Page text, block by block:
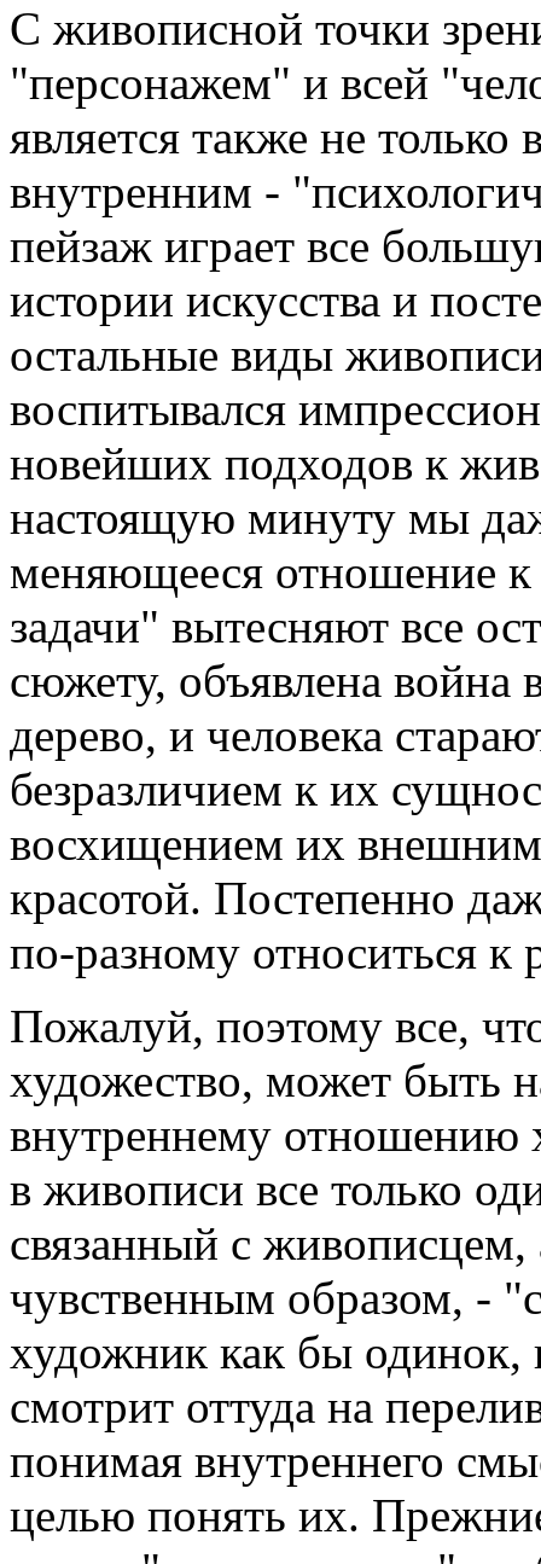
С живописной точки
"персонажем" и всей
является также не
внутренним -
пейзаж играет все
истории искусства и
остальные виды
воспитывался
новейших подходов к
настоящую минуту мы
меняющееся отношение
задачи" вытесняют все
сюжету, объявлена
дерево, и человека
безразличием к их
восхищением их
красотой. Постепенно
по-разному относиться
Пожалуй, поэтому все,
художество, может быть
внутреннему отношению
в живописи все только
связанный с
чувственным образом, -
художник как бы одинок,
смотрит оттуда на
понимая внутреннего
целью понять их.